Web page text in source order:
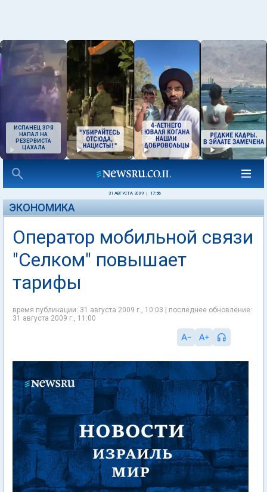
ИСПАНЕЦ ЗРЯ
НАПАЛ НА
РЕЗЕРВИСТА
ЦАХАЛА
31 АВГУСТА 2009 17:56
ЭКОНОМИКА
Оператор мобильной связи
"Селком" повышает
тарифы
время публикации: 31 августа 2009 г., 10:03 | последнее обновление:
31 августа 2009 г., 11:00